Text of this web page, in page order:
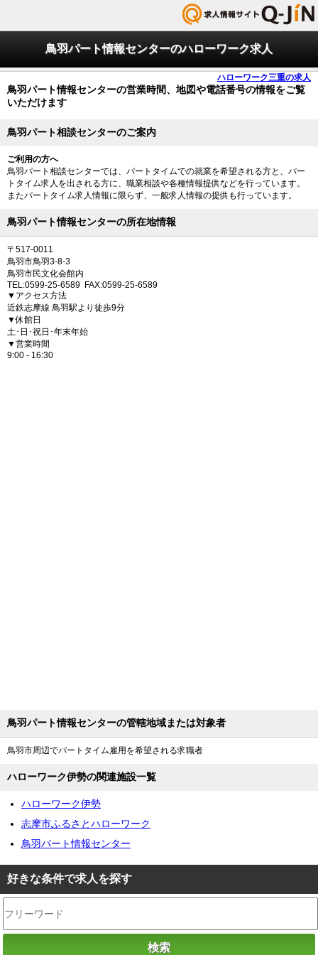
鳥羽パート情報センターのハローワーク求人
ハローワーク三重の求人
鳥羽パート情報センターの営業時間、地図や電話番号の情報をご覧
いただけます
鳥羽パート相談センターのご案内
ご利用の方へ
鳥羽パート相談センターでは、パートタイムでの就業を希望される方と、パー
トタイム求人を出される方に、職業相談や各種情報提供などを行っています。
またパートタイム求人情報に限らず、一般求人情報の提供も行っています。
鳥羽パート情報センターの所在地情報
〒517-0011
鳥羽市鳥羽3-8-3
鳥羽市民文化会館内
TEL:0599-25-6589 FAX:0599-25-6589
▼アクセス方法
近鉄志摩線 鳥羽駅より徒歩9分
▼休館日
土･日･祝日･年末年始
▼営業時間
9:00 - 16:30
鳥羽パート情報センターの管轄地域または対象者
鳥羽市周辺でパートタイム雇用を希望される求職者
ハローワーク伊勢の関連施設一覧
ハローワーク伊勢
志摩市ふるさとハローワーク
鳥羽パート情報センター
好きな条件で求人を探す